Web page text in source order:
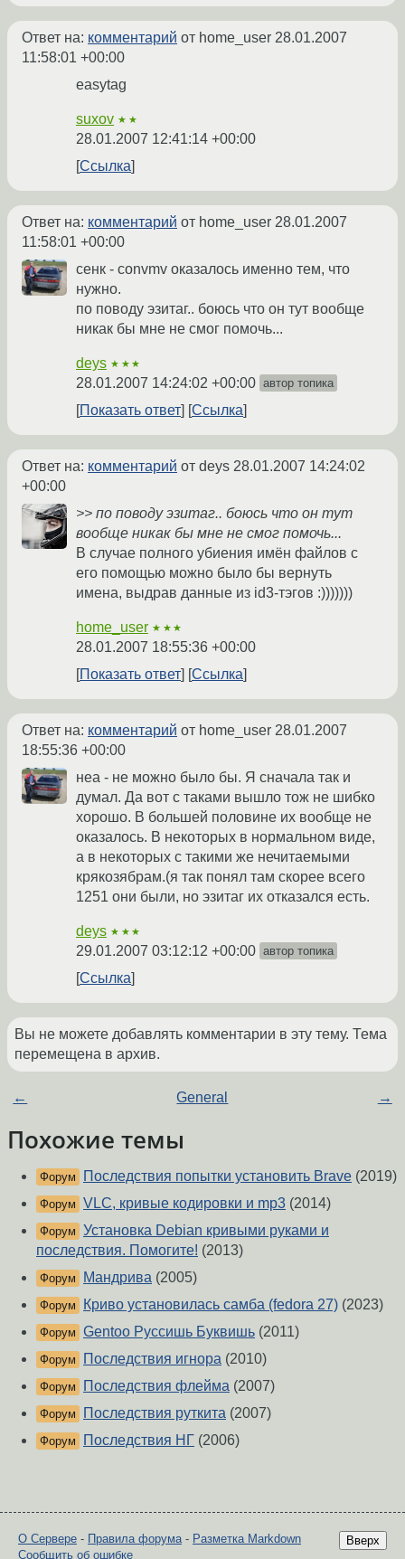
Ответ на: комментарий от home_user 28.01.2007
11:58:01 +00:00
easytag
suxov ★★
28.01.2007 12:41:14 +00:00
Ссылка
Ответ на: комментарий от home_user 28.01.2007
11:58:01 +00:00
сенк - convmv оказалось именно тем, что
нужно.
по поводу эзитаг.. боюсь что он тут вообще
никак бы мне не смог помочь...
deys ★★★
28.01.2007 14:24:02 +00:00 автор топика
Показать ответ Ссылка
Ответ на: комментарий от deys 28.01.2007 14:24:02
+00:00
>> по поводу эзитаг.. боюсь что он тут
вообще никак бы мне не смог помочь...
В случае полного убиения имён файлов с
его помощью можно было бы вернуть
имена, выдрав данные из id3-тэгов :)))))))
home_user ★★★
28.01.2007 18:55:36 +00:00
Показать ответ
Ссылка
Ответ на: комментарий от home_user 28.01.2007
18:55:36 +00:00
неа - не можно было бы. Я сначала так и
думал. Да вот с таками вышло тож не шибко
хорошо. В большей половине их вообще не
оказалось. В некоторых в нормальном виде,
а в некоторых с такими же нечитаемыми
крякозябрам.(я так понял там скорее всего
1251 они были, но эзитаг их отказался есть.
deys ★★★
29.01.2007 03:12:12 +00:00 автор топика
Ссылка
Вы не можете добавлять комментарии в эту тему. Тема
перемещена в архив.
← General →
Похожие темы
Форум Последствия попытки установить Brave (2019)
Форум VLC, кривые кодировки и mp3 (2014)
Форум Установка Debian кривыми руками и
последствия. Помогите! (2013)
Форум Мандрива (2005)
Форум Криво установилась самба (fedora 27) (2023)
Форум Gentoo Руссишь Буквишь (2011)
Форум Последствия игнора (2010)
Форум Последствия флейма (2007)
Форум Последствия руткита (2007)
Форум Последствия НГ (2006)
Вверх
О Сервере - Правила форума- Разметка Markdown
Сообщить об ошибке